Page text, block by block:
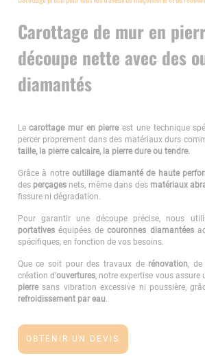
Carottage de mur en
découpe nette avec des
diamantés
Lecarottage mur en pierreest une technique
percer proprement dans des matériaux durs
taille, la pierre calcaire, la pierre dure ou tendre.
Grâce à notreoutillage diamanté de haute
des perçagesnets, même dans des matériaux
fissure ni dégradation.
Pour garantir une découpe précise, nous
portativeséquipées decouronnes diamantées
spécifiques, en fonction de vos besoins.
Que ce soit pour des travaux de rénovation, de
création d’ouvertures, notre expertise vous assure
pierresans vibration excessive ni poussière,
refroidissement par eau.
OBTENIR UN DEVIS